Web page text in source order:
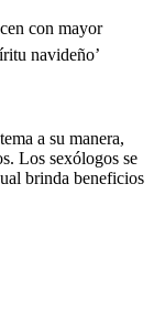
con mayor
navideño’
a su manera,
Los sexólogos se
brinda beneficios